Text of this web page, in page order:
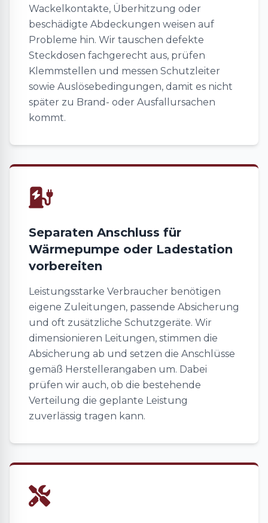
Wackelkontakte, Überhitzung oder
beschädigte Abdeckungen weisen auf
Probleme hin. Wir tauschen defekte
Steckdosen fachgerecht aus, prüfen
Klemmstellen und messen Schutzleiter
sowie Auslösebedingungen, damit es nicht
später zu Brand- oder Ausfallursachen
kommt.
Separaten Anschluss für
Wärmepumpe oder Ladestation
vorbereiten
Leistungsstarke Verbraucher benötigen
eigene Zuleitungen, passende Absicherung
und oft zusätzliche Schutzgeräte. Wir
dimensionieren Leitungen, stimmen die
Absicherung ab und setzen die Anschlüsse
gemäß Herstellerangaben um. Dabei
prüfen wir auch, ob die bestehende
Verteilung die geplante Leistung
zuverlässig tragen kann.